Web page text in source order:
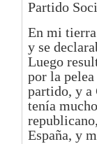
Partido
En mi
y se
Luego
por la
partido, y a
tenía
España, y